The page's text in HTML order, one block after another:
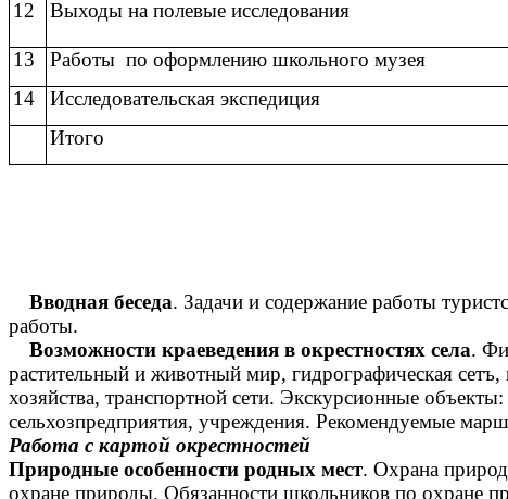
12 Выходы на полевые исследования
13
Работы по оформлению школьного музея
14
Исследовательская экспедиция
Итого
Вводная беседа. Задачи и содержание работы
работы.
Возможности краеведения в окрестностях села.
растительный и животный мир, гидрографическая
хозяйства, транспортной сети. Экскурсионные
сельхозпредприятия, учреждения. Рекомендуемые
Работа с картой окрестностей
Природные особенности родных мест. Охрана
охране природы. Обязанности школьников по охране